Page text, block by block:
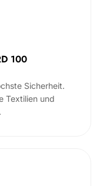
100
Sicherheit.
Textilien und